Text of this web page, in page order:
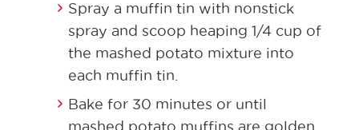
Spray a muffin tin with nonstick
spray and scoop heaping 1/4 cup of
the mashed potato mixture into
each muffin tin.
Bake for 30 minutes or until
mashed potato muffins are golden